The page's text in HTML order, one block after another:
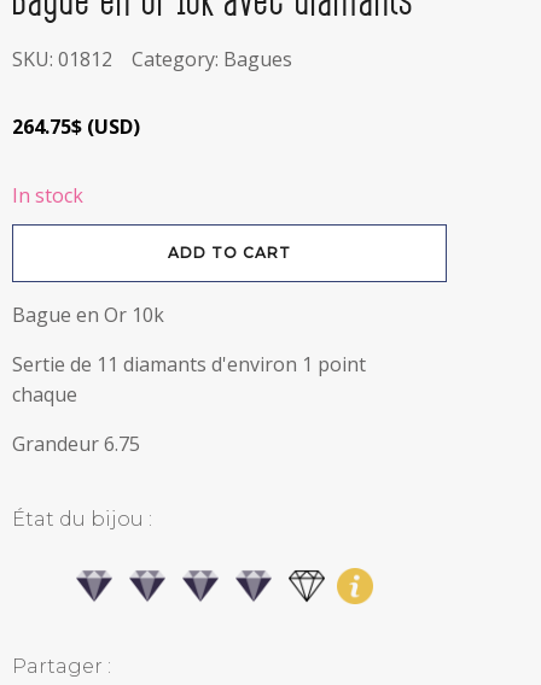
SKU: 01812 Category: Bagues
264.75$ (USD)
In stock
10k
diamants
quantity
ADD TO CART
Bague en Or 10k
Sertie de 11 diamants d'environ 1 point
chaque
Grandeur 6.75
État du bijou :
Partager :